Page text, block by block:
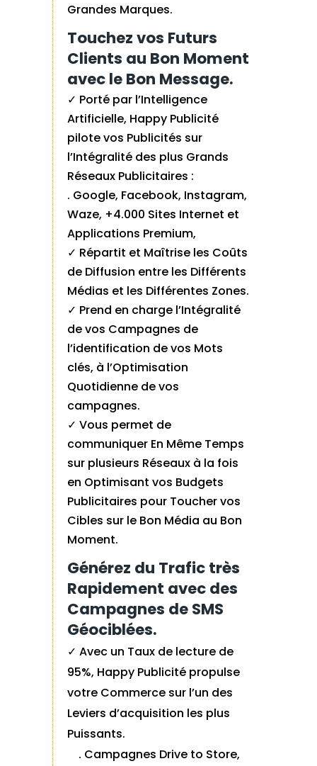
Grandes Marques.
Touchez vos Futurs
Clients au Bon Moment
avec le Bon Message.
✓ Porté par l’Intelligence
Artificielle, Happy Publicité
pilote vos Publicités sur
l’Intégralité des plus Grands
Réseaux Publicitaires :
. Google, Facebook, Instagram,
Waze, +4.000 Sites Internet et
Applications Premium,
✓ Répartit et Maîtrise les Coûts
de Diffusion entre les Différents
Médias et les Différentes Zones.
✓ Prend en charge l’Intégralité
de vos Campagnes de
l’identification de vos Mots
clés, à l’Optimisation
Quotidienne de vos
campagnes.
✓ Vous permet de
communiquer En Même Temps
sur plusieurs Réseaux à la fois
en Optimisant vos Budgets
Publicitaires pour Toucher vos
Cibles sur le Bon Média au Bon
Moment.
Générez du Trafic très
Rapidement avec des
Campagnes de SMS
Géociblées.
✓ Avec un Taux de lecture de
95%, Happy Publicité propulse
votre Commerce sur l’un des
Leviers d’acquisition les plus
Puissants.
. Campagnes Drive to Store,